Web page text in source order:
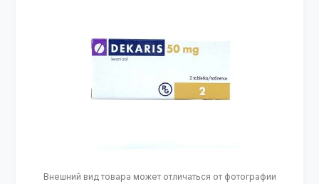
Внешний вид товара может отличаться от фотографии